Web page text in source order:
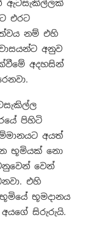
ඇටසැකිල්ලක්
එරට
නම් එහි
අනුව
අදහසින්
පිහිටි
අයත්
භූමියක් නො
වෙන්
එහි
භූමදානය
සිරුරුයි.